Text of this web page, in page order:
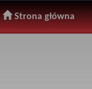
Strona główna